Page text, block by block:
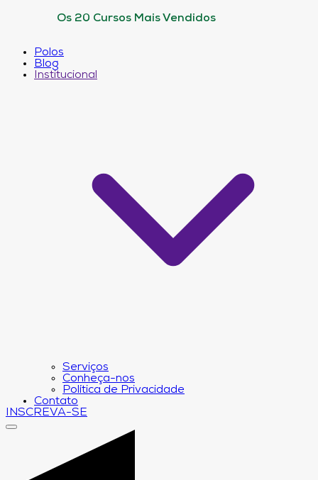
Os 20 Cursos Mais Vendidos
Polos
Blog
Institucional
Serviços
Conheça-nos
Política de Privacidade
Contato
INSCREVA-SE